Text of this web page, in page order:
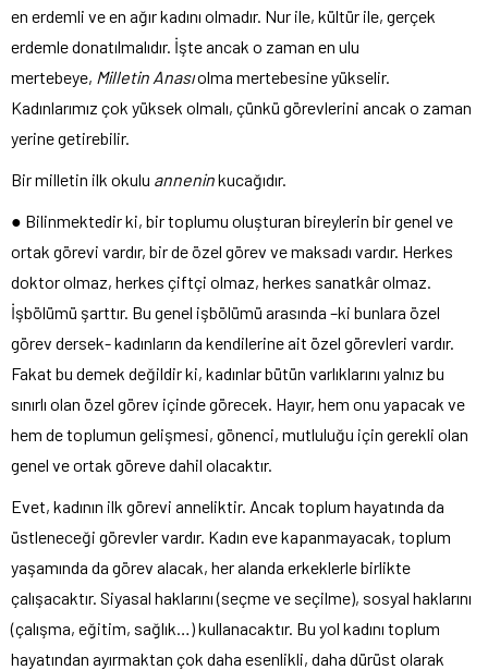
en erdemli ve en ağır kadını olmadır. Nur ile, kültür ile, gerçek
erdemle donatılmalıdır. İşte ancak o zaman en ulu
mertebeye, Milletin Anasıolma mertebesine yükselir.
Kadınlarımız çok yüksek olmalı, çünkü görevlerini ancak o zaman
yerine getirebilir.
Bir milletin ilk okulu anneninkucağıdır.
● Bilinmektedir ki, bir toplumu oluşturan bireylerin bir genel ve
ortak görevi vardır, bir de özel görev ve maksadı vardır. Herkes
doktor olmaz, herkes çiftçi olmaz, herkes sanatkâr olmaz.
İşbölümü şarttır. Bu genel işbölümü arasında –ki bunlara özel
görev dersek- kadınların da kendilerine ait özel görevleri vardır.
Fakat bu demek değildir ki, kadınlar bütün varlıklarını yalnız bu
sınırlı olan özel görev içinde görecek. Hayır, hem onu yapacak ve
hem de toplumun gelişmesi, gönenci, mutluluğu için gerekli olan
genel ve ortak göreve dahil olacaktır.
Evet, kadının ilk görevi anneliktir. Ancak toplum hayatında da
üstleneceği görevler vardır. Kadın eve kapanmayacak, toplum
yaşamında da görev alacak, her alanda erkeklerle birlikte
çalışacaktır. Siyasal haklarını (seçme ve seçilme), sosyal haklarını
(çalışma, eğitim, sağlık…) kullanacaktır. Bu yol kadını toplum
hayatından ayırmaktan çok daha esenlikli, daha dürüst olarak